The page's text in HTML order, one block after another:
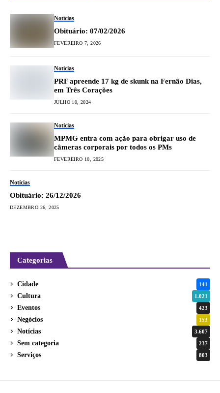
Notícias
Obituário: 07/02/2026
FEVEREIRO 7, 2026
Notícias
PRF apreende 17 kg de skunk na Fernão Dias,
em Três Corações
JULHO 10, 2024
Notícias
MPMG entra com ação para obrigar uso de
câmeras corporais por todos os PMs
FEVEREIRO 10, 2025
Notícias
Obituário: 26/12/2026
DEZEMBRO 26, 2025
Categorias
Cidade 141
Cultura 1.021
Eventos 423
Negócios 153
Notícias 3.607
Sem categoria 237
Serviços 803